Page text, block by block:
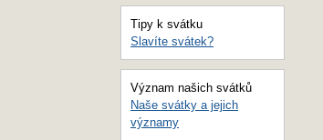
Tipy k svátku
Slavíte svátek?
Význam našich svátků
Naše svátky a jejich
významy